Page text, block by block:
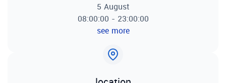
5 August
08:00:00 - 23:00:00
see more